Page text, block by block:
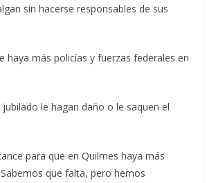
sin hacerse responsables de sus
haya más policías y fuerzas federales en
le hagan daño o le saquen el
para que en Quilmes haya más
que falta, pero hemos